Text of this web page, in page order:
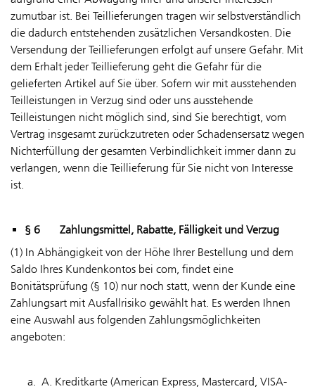
zumutbar ist. Bei Teillieferungen tragen wir selbstverständlich
die dadurch entstehenden zusätzlichen Versandkosten. Die
Versendung der Teillieferungen erfolgt auf unsere Gefahr. Mit
dem Erhalt jeder Teillieferung geht die Gefahr für die
gelieferten Artikel auf Sie über. Sofern wir mit ausstehenden
Teilleistungen in Verzug sind oder uns ausstehende
Teilleistungen nicht möglich sind, sind Sie berechtigt, vom
Vertrag insgesamt zurückzutreten oder Schadensersatz wegen
Nichterfüllung der gesamten Verbindlichkeit immer dann zu
verlangen, wenn die Teillieferung für Sie nicht von Interesse
ist.
§ 6 Zahlungsmittel, Rabatte, Fälligkeit und Verzug
(1) In Abhängigkeit von der Höhe Ihrer Bestellung und dem
Saldo Ihres Kundenkontos bei com, findet eine
Bonitätsprüfung (§ 10) nur noch statt, wenn der Kunde eine
Zahlungsart mit Ausfallrisiko gewählt hat. Es werden Ihnen
eine Auswahl aus folgenden Zahlungsmöglichkeiten
angeboten:
A. Kreditkarte (American Express, Mastercard, VISA-